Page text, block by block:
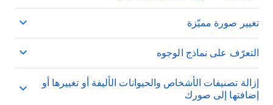
تغيير صورة مميّزة
التعرّف على نماذج الوجوه
إزالة تصنيفات الأشخاص والحيوانات الأليفة أو تغييرها أو
إضافتها إلى صورك